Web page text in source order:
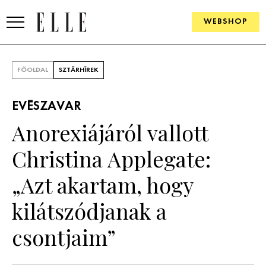
WEBSHOP
SZÉPSÉG
PSZICHÉ
FŐOLDAL SZTÁRHÍREK
EVÉSZAVAR
Anorexiájáról vallott
Christina Applegate:
„Azt akartam, hogy
kilátszódjanak a
csontjaim”